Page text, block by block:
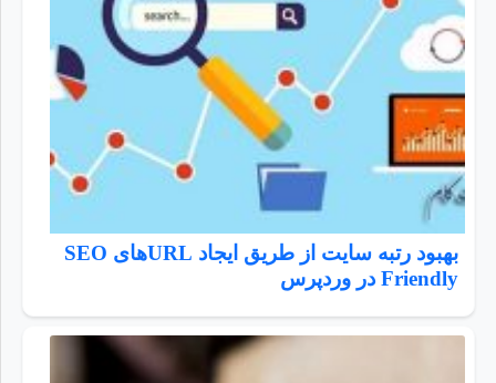
بهبود رتبه سایت از طریق ایجاد URLهای SEO
Friendly در وردپرس